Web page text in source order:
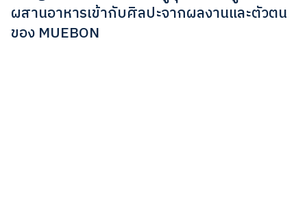
ผสานอาหารเข้ากับศิลปะจากผลงานและตัวตน
ของ MUEBON